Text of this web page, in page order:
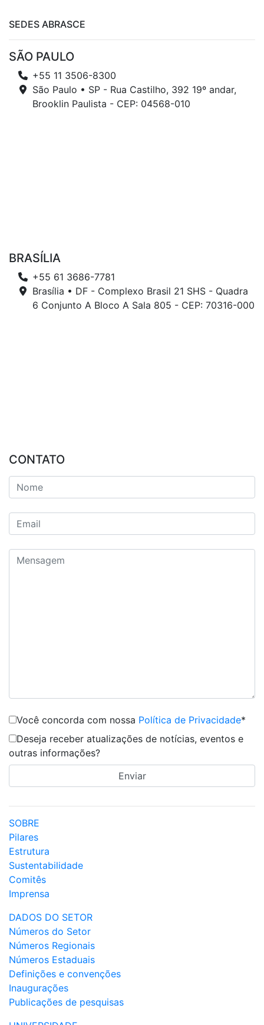
SEDES ABRASCE
SÃO PAULO
+55 11 3506-8300
São Paulo • SP - Rua Castilho, 392 19º andar,
Brooklin Paulista - CEP: 04568-010
BRASÍLIA
+55 61 3686-7781
Brasília • DF - Complexo Brasil 21 SHS - Quadra
6 Conjunto A Bloco A Sala 805 - CEP: 70316-000
CONTATO
Você concorda com nossa Política de Privacidade*
Deseja receber atualizações de notícias, eventos e
outras informações?
SOBRE
Pilares
Estrutura
Sustentabilidade
Comitês
Imprensa
DADOS DO SETOR
Números do Setor
Números Regionais
Números Estaduais
Definições e convenções
Inaugurações
Publicações de pesquisas